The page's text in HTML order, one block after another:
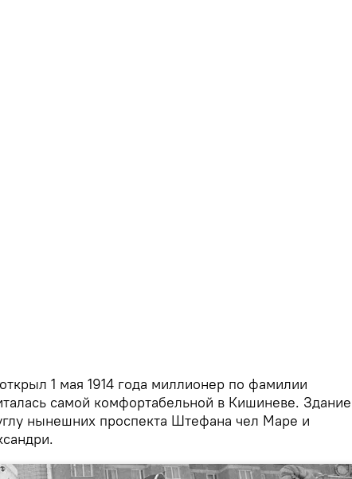
1 мая 1914 года миллионер по фамилии
самой комфортабельной в Кишиневе. Здание
нынешних проспекта Штефана чел Маре и